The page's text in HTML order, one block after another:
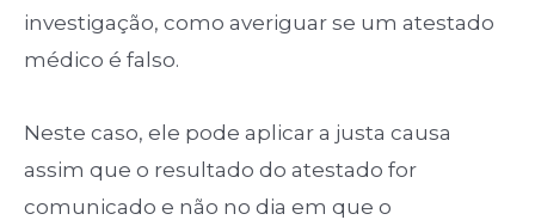
investigação, como averiguar se um atestado
médico é falso.
Neste caso, ele pode aplicar a justa causa
assim que o resultado do atestado for
comunicado e não no dia em que o